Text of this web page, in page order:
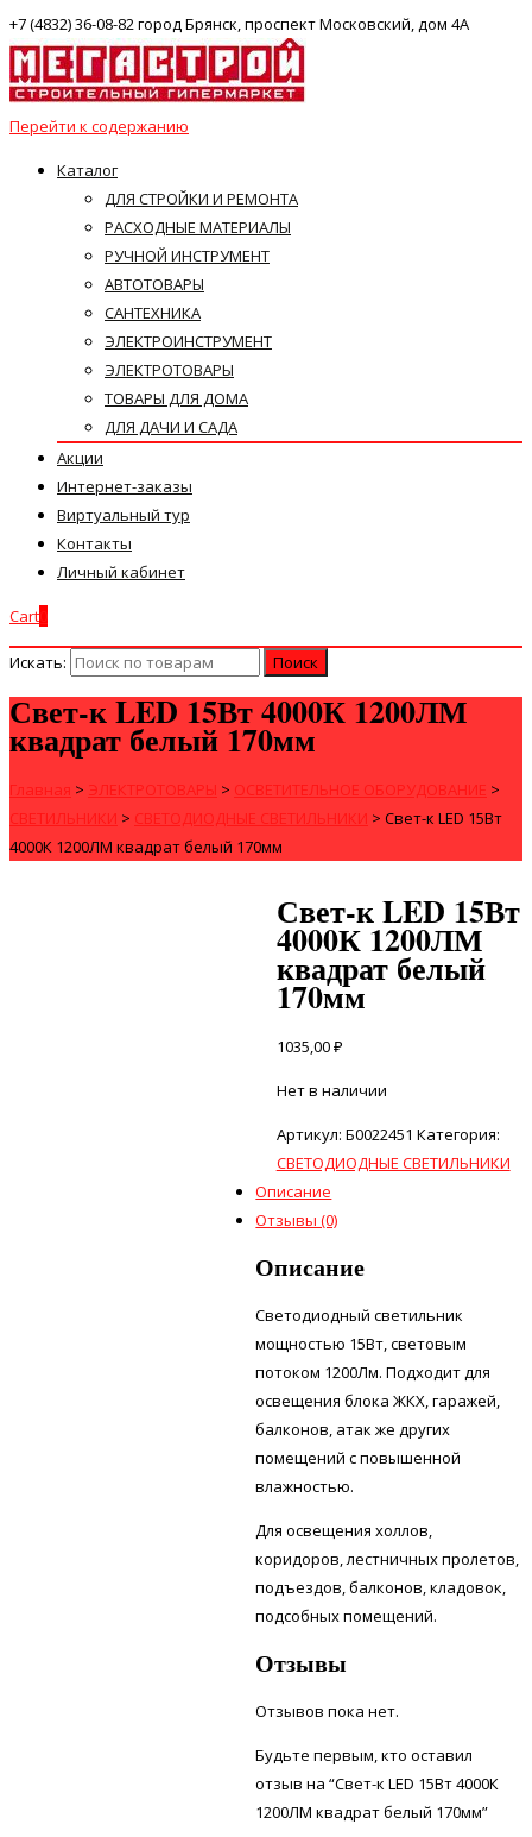
+7 (4832) 36-08-82 город Брянск, проспект Московский, дом 4А
Перейти к содержанию
Каталог
ДЛЯ СТРОЙКИ И РЕМОНТА
РАСХОДНЫЕ МАТЕРИАЛЫ
РУЧНОЙ ИНСТРУМЕНТ
АВТОТОВАРЫ
САНТЕХНИКА
ЭЛЕКТРОИНСТРУМЕНТ
ЭЛЕКТРОТОВАРЫ
ТОВАРЫ ДЛЯ ДОМА
ДЛЯ ДАЧИ И САДА
Акции
Интернет-заказы
Виртуальный тур
Контакты
Личный кабинет
Cart
Искать:
Свет-к LED 15Вт 4000К 1200ЛМ
квадрат белый 170мм
Главная > ЭЛЕКТРОТОВАРЫ > ОСВЕТИТЕЛЬНОЕ ОБОРУДОВАНИЕ >
СВЕТИЛЬНИКИ > СВЕТОДИОДНЫЕ СВЕТИЛЬНИКИ > Свет-к LED 15Вт
4000К 1200ЛМ квадрат белый 170мм
Свет-к LED 15Вт
4000К 1200ЛМ
квадрат белый
170мм
1035,00₽
Нет в наличии
Артикул: Б0022451 Категория:
СВЕТОДИОДНЫЕ СВЕТИЛЬНИКИ
Описание
Отзывы (0)
Описание
Светодиодный светильник
мощностью 15Вт, световым
потоком 1200Лм. Подходит для
освещения блока ЖКХ, гаражей,
балконов, атак же других
помещений с повышенной
влажностью.
Для освещения холлов,
коридоров, лестничных пролетов,
подъездов, балконов, кладовок,
подсобных помещений.
Отзывы
Отзывов пока нет.
Будьте первым, кто оставил
отзыв на “Свет-к LED 15Вт 4000К
1200ЛМ квадрат белый 170мм”